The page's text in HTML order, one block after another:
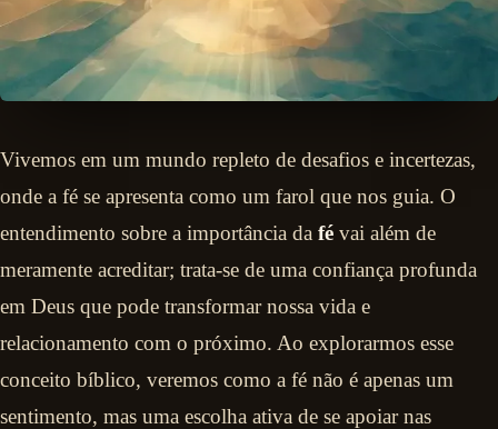
Vivemos em um mundo repleto de desafios e incertezas,
onde a fé se apresenta como um farol que nos guia. O
entendimento sobre a importância da fé vai além de
meramente acreditar; trata-se de uma confiança profunda
em Deus que pode transformar nossa vida e
relacionamento com o próximo. Ao explorarmos esse
conceito bíblico, veremos como a fé não é apenas um
sentimento, mas uma escolha ativa de se apoiar nas